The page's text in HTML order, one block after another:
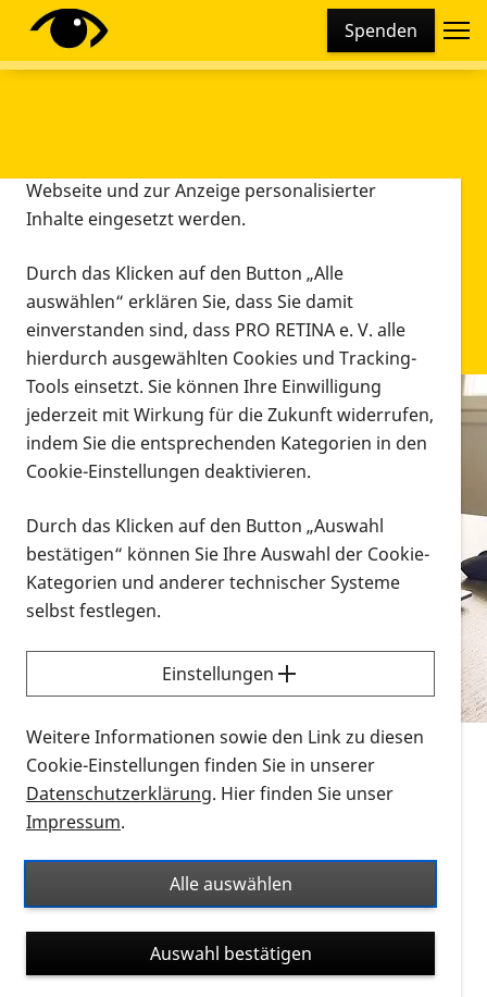
Spenden
Infomaterial
Infomaterial
Vorlesen
Alle Infomaterialien in verschiedenen
Formaten an einem Ort
Sie möchten wissen, wie Sie nach Infonmaterial
suchen und dieses bestellen bzw. herunterladen
können? Schauen Sie sich dieErklärvideos zum
Thema Infomaterial auf der PRO RETINA-Website
für blinde und sehbehinderte Menschen an.
Auf dieser Seite finden Sie sämtliches Infomaterial
Ort. Nutzen Sie den Formatfilter, um ausschließlich
nach Flyern und Broschüren, Audios oder Videos zu
suchen. Die meisten Flyer und Broschüren werden in
verschiedenen Formaten angeboten: zur
postalischen Bestellung als gedruckte Variante
Diese Webseite setzt verschiedene Cookies und
Tracking-Tools ein. Dies beinhaltet Cookies und
Webseite und zur Anzeige personalisierter
Inhalte eingesetzt werden.
Durch das Klicken auf den Button „Alle
auswählen“ erklären Sie, dass Sie damit
einverstanden sind, dass PRO RETINA e. V. alle
hierdurch ausgewählten Cookies und Tracking-
Tools einsetzt. Sie können Ihre Einwilligung
jederzeit mit Wirkung für die Zukunft widerrufen,
indem Sie die entsprechenden Kategorien in den
Cookie-Einstellungen deaktivieren.
Durch das Klicken auf den Button „Auswahl
bestätigen“ können Sie Ihre Auswahl der Cookie-
Kategorien und anderer technischer Systeme
selbst festlegen.
Einstellungen
Weitere Informationen sowie den Link zu diesen
Cookie-Einstellungen finden Sie in unserer
Datenschutzerklärung. Hier finden Sie unser
Impressum.
Alle auswählen
Auswahl bestätigen